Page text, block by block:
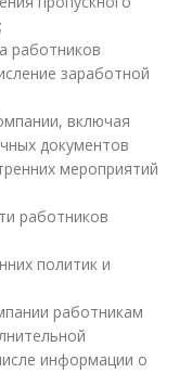
работников
заработной
включая
документов
мероприятий
работников
политик и
работникам
информации о